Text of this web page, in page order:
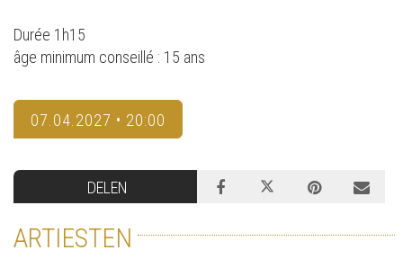
Durée 1h15
âge minimum conseillé : 15 ans
07.04.2027 • 20:00
DELEN
ARTIESTEN